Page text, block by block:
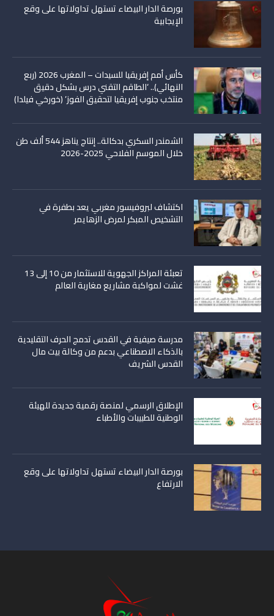
بورصة الدار البيضاء تستهل تداولاتها على وقع
الإيجابية
كأس أمم إفريقيا للسيدات – المغرب 2026 (ربع
النهائي).. ‘الطاقم التقني درس بشكل دقيق
منتخب جنوب إفريقيا لتحقيق الفوز’ (خورخي فيلدا)
الشمندر السكري بدكالة.. إنتاج يناهز 544 ألف طن
خلال الموسم الفلاحي 2025-2026
اكتشاف لبروفيسور مغربي يعد بطفرة في
التشخيص المبكر لمرض الزهايمر
تعبئة المراكز الجهوية للاستثمار من 10 إلى 13
غشت لمواكبة مشاريع مغاربة العالم
مدرسة صيفية في القدس تدمج الحرف التقليدية
بالذكاء الاصطناعي بدعم من وكالة بيت مال
القدس الشريف
الإطلاق الرسمي لمنصة رقمية جديدة للهيئة
الوطنية للطبيبات والأطباء
بورصة الدار البيضاء تستهل تداولاتها على وقع
الارتفاع